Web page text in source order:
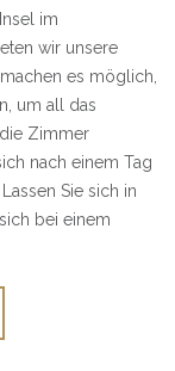
im
wir unsere
es möglich,
um all das
Zimmer
nach einem Tag
Sie sich in
bei einem